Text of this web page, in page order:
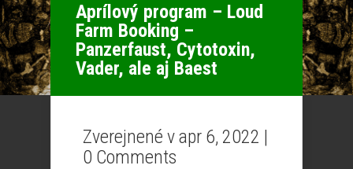
Aprílový program – Loud
Farm Booking –
Panzerfaust, Cytotoxin,
Vader, ale aj Baest
Zverejnené v apr 6, 2022 |
0 Comments